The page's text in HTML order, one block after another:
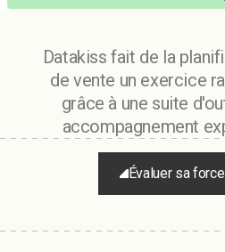
Datakiss fait de la
de vente un exercice
grâce à une suite
accompagnement
Évaluer sa